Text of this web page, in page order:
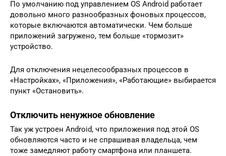
По умолчанию под управлением OS Android работает
довольно много разнообразных фоновых процессов,
которые включаются автоматически. Чем больше
приложений загружено, тем больше «тормозит»
устройство.
Для отключения нецелесообразных процессов в
«Настройках», «Приложения», «Работающие» выбирается
пункт «Остановить».
Отключить ненужное обновление
Так уж устроен Android, что приложения под этой OS
обновляются часто и не спрашивая владельца, чем
тоже замедляют работу смартфона или планшета.